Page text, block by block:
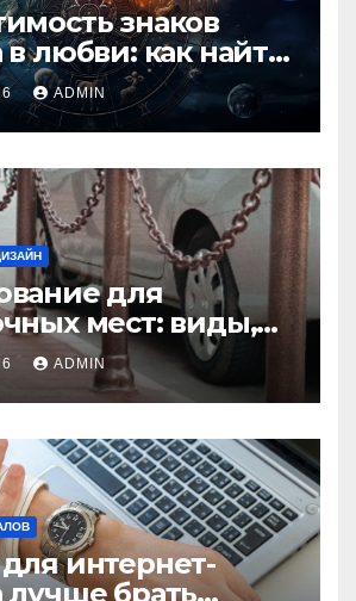
знаков
в любви: как найти
пару и
конфликтов
ADMIN
для
мест: виды,
и нормы
ADMIN
интернет-
лучше брать